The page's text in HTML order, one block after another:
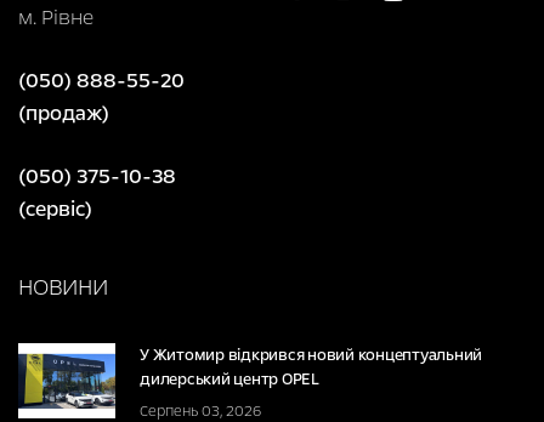
м. Рівне
(050) 888-55-20
(продаж)
(050) 375-10-38
(сервіс)
НОВИНИ
У Житомир відкрився новий концептуальний
дилерський центр OPEL
Серпень 03, 2026